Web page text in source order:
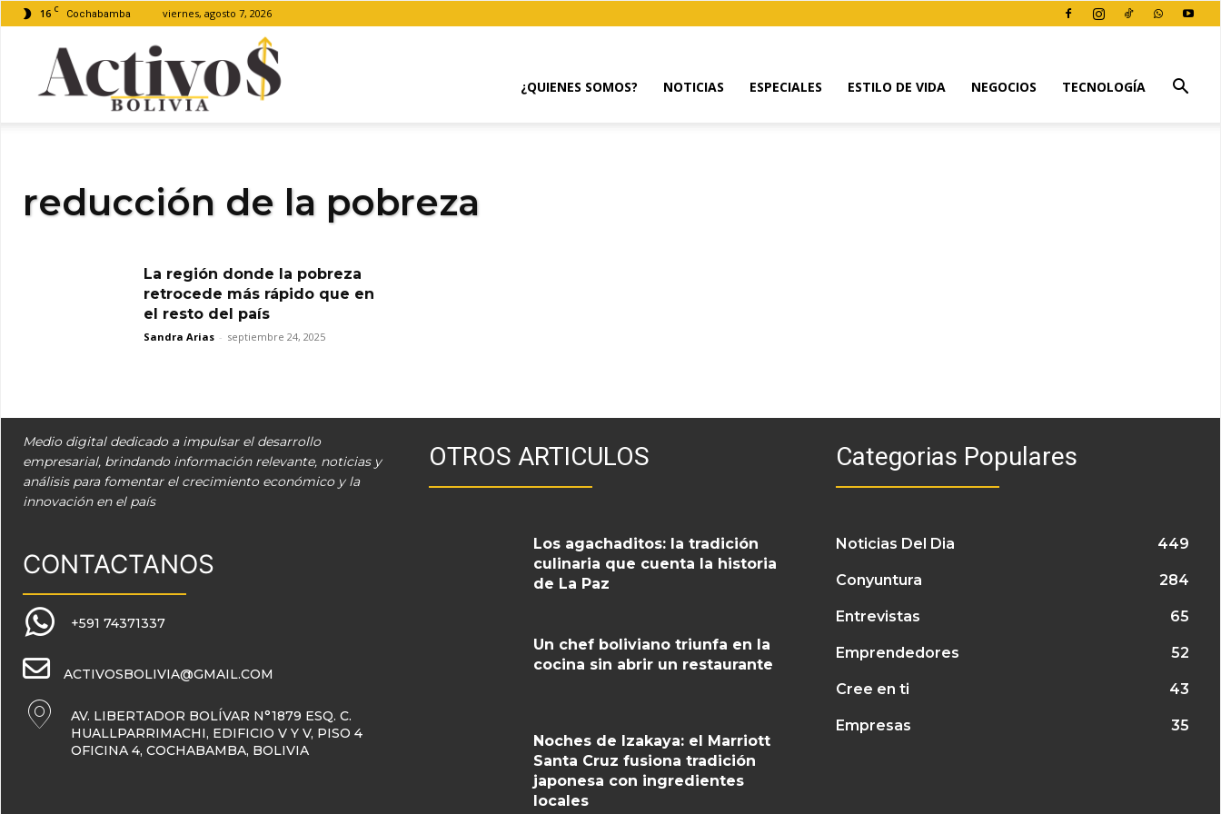
16 C Cochabamba viernes, agosto 7, 2026
¿QUIENES SOMOS? NOTICIAS ESPECIALES ESTILO DE VIDA NEGOCIOS TECNOLOGÍA
reducción de la pobreza
La región donde la pobreza
retrocede más rápido que en
el resto del país
Sandra Arias - septiembre 24, 2025
Medio digital dedicado a impulsar el desarrollo
empresarial, brindando información relevante, noticias y
análisis para fomentar el crecimiento económico y la
innovación en el país
CONTACTANOS
+591 74371337
ACTIVOSBOLIVIA@GMAIL.COM
AV. LIBERTADOR BOLÍVAR N°1879 ESQ. C.
HUALLPARRIMACHI, EDIFICIO V Y V, PISO 4
OFICINA 4, COCHABAMBA, BOLIVIA
OTROS ARTICULOS
Los agachaditos: la tradición
culinaria que cuenta la historia
de La Paz
Un chef boliviano triunfa en la
cocina sin abrir un restaurante
Noches de Izakaya: el Marriott
Santa Cruz fusiona tradición
japonesa con ingredientes
locales
Categorias Populares
Noticias Del Dia 449
Conyuntura 284
Entrevistas 65
Emprendedores 52
Cree en ti 43
Empresas 35